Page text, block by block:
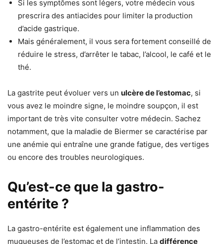
Si les symptômes sont légers, votre médecin vous
prescrira des antiacides pour limiter la production
d’acide gastrique.
Mais généralement, il vous sera fortement conseillé de
réduire le stress, d’arrêter le tabac, l’alcool, le café et le
thé.
La gastrite peut évoluer vers un ulcère de l’estomac, si
vous avez le moindre signe, le moindre soupçon, il est
important de très vite consulter votre médecin. Sachez
notamment, que la maladie de Biermer se caractérise par
une anémie qui entraîne une grande fatigue, des vertiges
ou encore des troubles neurologiques.
Qu’est-ce que la gastro-
entérite ?
La gastro-entérite est également une inflammation des
muqueuses de l’estomac et de l’intestin. La différence